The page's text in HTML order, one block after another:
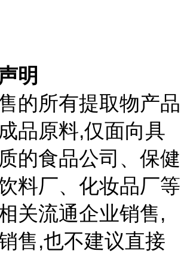
明
的所有提取物产品
品原料,仅面向具
的食品公司、保健
料厂、化妆品厂等
关流通企业销售,
售,也不建议直接